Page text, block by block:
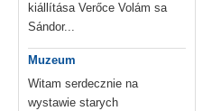
kiállítása Verőce Volám sa
Sándor...
Muzeum
Witam serdecznie na
wystawie starych